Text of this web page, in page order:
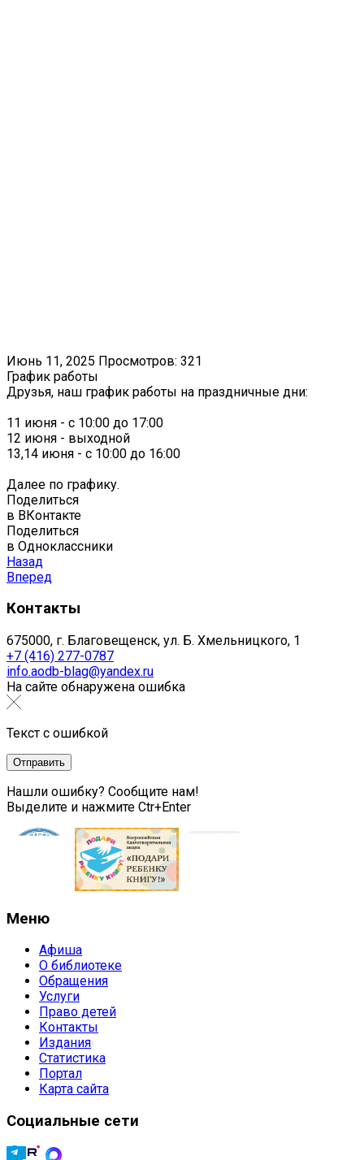
Июнь 11, 2025 Просмотров: 321
График работы
Друзья, наш график работы на праздничные дни:
11 июня - с 10:00 до 17:00
12 июня - выходной
13,14 июня - с 10:00 до 16:00
Далее по графику.
Поделиться
в ВКонтакте
Поделиться
в Одноклассники
Назад
Вперед
Контакты
675000, г. Благовещенск, ул. Б. Хмельницкого, 1
+7 (416) 277-0787
info.aodb-blag@yandex.ru
На сайте обнаружена ошибка
Текст с ошибкой
Нашли ошибку? Сообщите нам!
Выделите и нажмите Ctr+Enter
Меню
Афиша
О библиотеке
Обращения
Услуги
Право детей
Контакты
Издания
Статистика
Портал
Карта сайта
Социальные сети